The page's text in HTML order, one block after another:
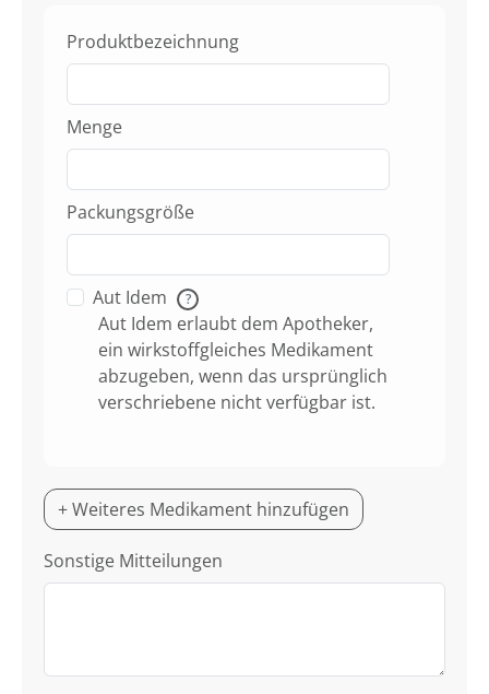
Produktbezeichnung
Menge
Packungsgröße
Aut Idem ?
Aut Idem erlaubt dem Apotheker,
ein wirkstoffgleiches Medikament
abzugeben, wenn das ursprünglich
verschriebene nicht verfügbar ist.
+ Weiteres Medikament hinzufügen
Sonstige Mitteilungen